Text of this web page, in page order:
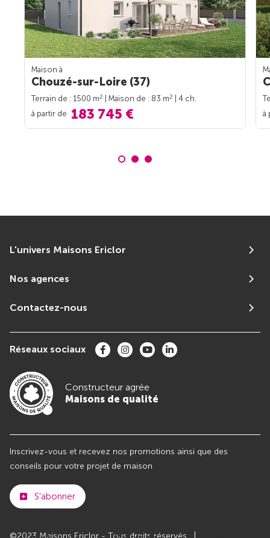
Maison à
Chouzé-sur-Loire (37)
Terrain de : 1500 m2 | Maison de : 83 m2
| 4 ch.
à partir de 183 745 €
à
L'univers Maisons Ericlor
Nos agences
Contactez-nous
Réseaux sociaux
Constructeur agrée
Maisons de qualité
Inscrivez-vous et recevez nos promotions ainsi que des
conseils pour votre projet de maison
S'abonner
©2023 Maisons Ericlor - Tous droits réservés